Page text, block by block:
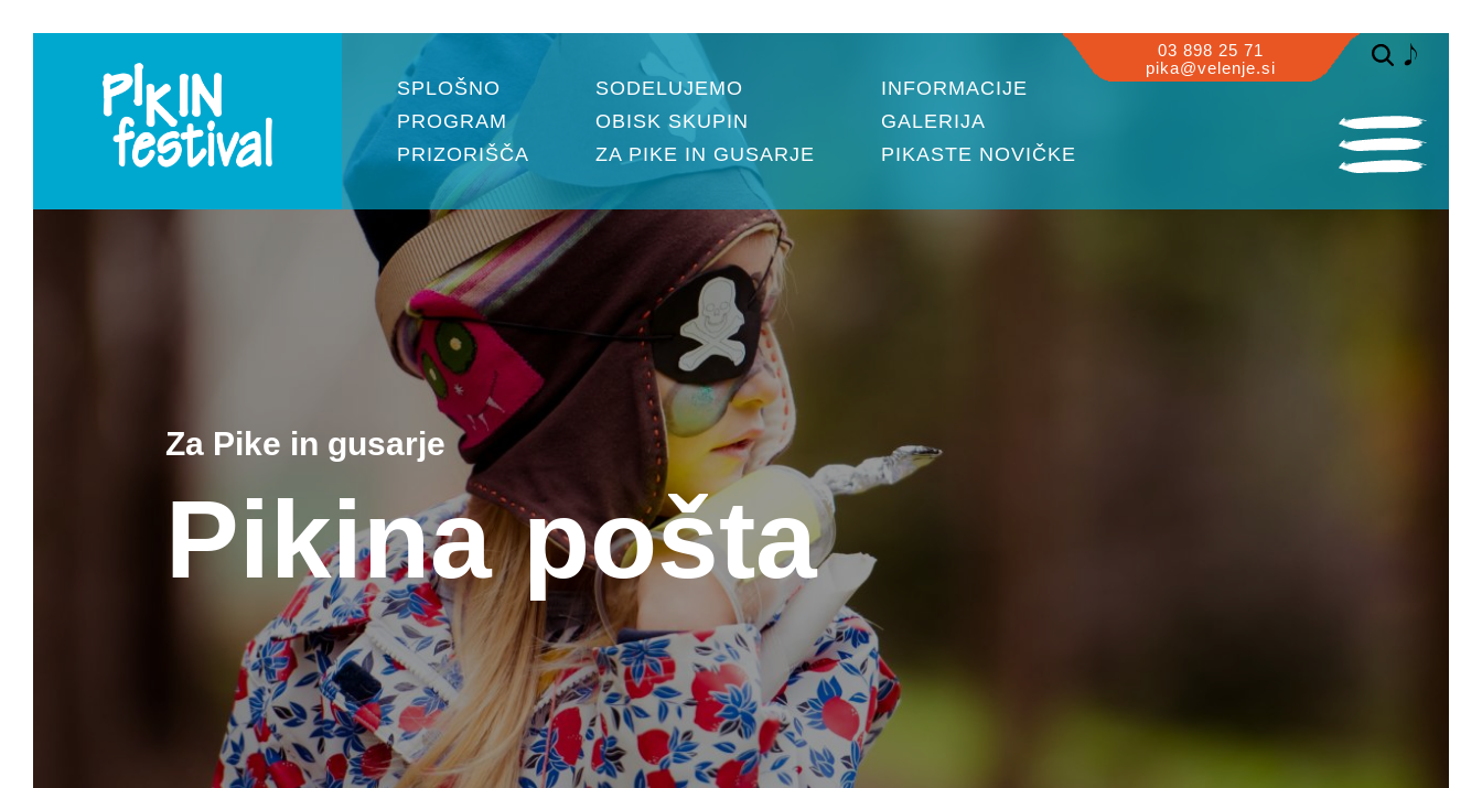
03 898 25 71
pika@velenje.si
SPLOŠNO
PROGRAM
PRIZORIŠČA
SODELUJEMO
OBISK SKUPIN
ZA PIKE IN GUSARJE
INFORMACIJE
GALERIJA
PIKASTE NOVIČKE
Za Pike in gusarje
Pikina pošta